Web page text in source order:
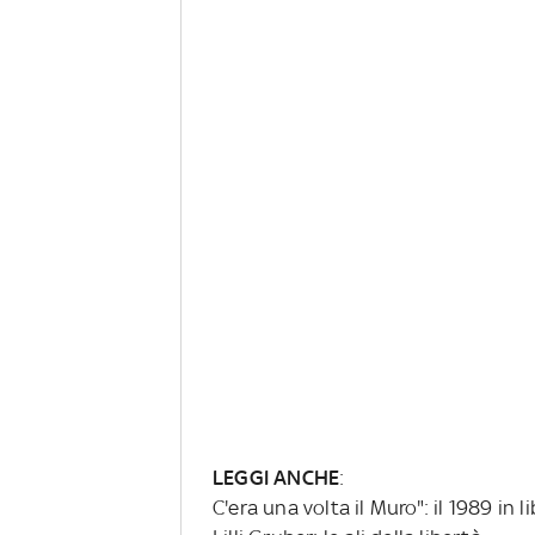
LEGGI ANCHE:
C'era una volta il Muro": il 1989 in